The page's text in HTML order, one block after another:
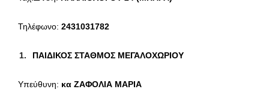
Τηλέφωνο: 2431031782
ΠΑΙΔΙΚΟΣ ΣΤΑΘΜΟΣ ΜΕΓΑΛΟΧΩΡΙΟΥ
Υπεύθυνη: κα ΖΑΦΟΛΙΑ ΜΑΡΙΑ